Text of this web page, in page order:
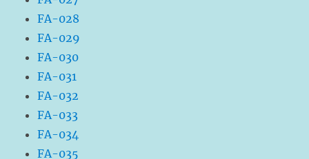
FA-028
FA-029
FA-030
FA-031
FA-032
FA-033
FA-034
FA-035